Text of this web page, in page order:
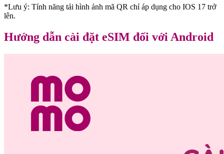
*Lưu ý: Tính năng tải hình ảnh mã QR chỉ áp dụng cho IOS 17 trở
lên.
Hướng dẫn cài đặt eSIM đối với Android